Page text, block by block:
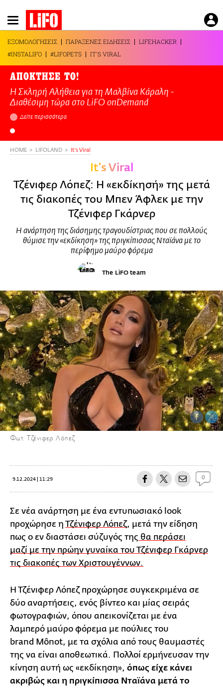
Παράκαμψη
προς
το
κυρίως
περιεχόμενο
ΕΞΟΜΟΛΟΓΗΣΕΙΣ ΠΑΡΑΞΕΝΕΣ ΕΙΔΗΣΕΙΣ
LIFEHACKER
#INSTALIFO
#LIFOPETS IT'S VIRAL
ΑΠΟΚΤΗΣΕ ΤΟ!
Η Σκληρή Αλήθεια για τη Μαλβίνα Κάραλη -
Διαθέσιμη τώρα στo LiFO onDemand
Δείτε περισσότερα
HOME LIFOLAND It's Viral
It's Viral
Τζένιφερ Λόπεζ: Η «εκδίκησή» της μετά
τις διακοπές του Μπεν Άφλεκ με την
Τζένιφερ Γκάρνερ
Η ανάρτηση της διάσημης τραγουδίστριας που σε πολλούς
θύμισε την «εκδίκηση» της πριγκίπισσας Νταϊάνα με το
περίφημο μαύρο φόρεμα
The LiFO team
Φωτ. Τζένιφερ Λόπεζ
9.12.2024 | 11:29 0
Σε νέα ανάρτηση με ένα εντυπωσιακό look
προχώρησε η Τζένιφερ Λόπεζ, μετά την είδηση
πως ο εν διαστάσει σύζυγός της θα περάσει
μαζί με την πρώην γυναίκα του Τζένιφερ Γκάρνερ
τις διακοπές των Χριστουγέννων.
Η Τζένιφερ Λόπεζ προχώρησε συγκεκριμένα σε
δύο αναρτήσεις, ενός βίντεο και μίας σειράς
φωτογραφιών, όπου απεικονίζεται με ένα
λαμπερό μαύρο φόρεμα με πούλιες του
brand Mônot, με τα σχόλια από τους θαυμαστές
της να είναι αποθεωτικά. Πολλοί ερμήνευσαν την
κίνηση αυτή ως «εκδίκηση», όπως είχε κάνει
ακριβώς και η πριγκίπισσα Νταϊάνα μετά το